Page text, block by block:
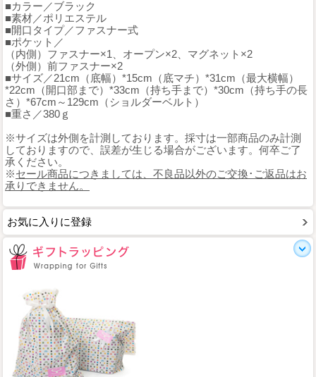
■カラー／ブラック
■素材／ポリエステル
■開口タイプ／ファスナー式
■ポケット／
（内側）ファスナー×1、オープン×2、マグネット×2
（外側）前ファスナー×2
■サイズ／21cm（底幅）*15cm（底マチ）*31cm（最大横幅）
*22cm（開口部まで）*33cm（持ち手まで）*30cm（持ち手の長
さ）*67cm～129cm（ショルダーベルト）
■重さ／380ｇ
※サイズは外側を計測しております。採寸は一部商品のみ計測
しておりますので、誤差が生じる場合がございます。何卒ご了
承ください。
※セール商品につきましては、不良品以外のご交換･ご返品はお
承りできません。
お気に入りに登録